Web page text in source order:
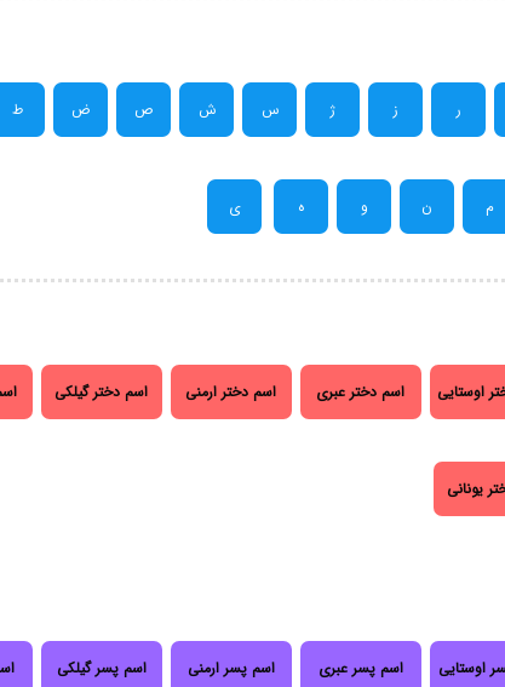
ر ز ژ س ش ص ض ط
م ن و ه ی
اوستایی اسم دختر عبری اسم دختر ارمنی اسم دختر گیلکی
یونانی
اوستایی اسم پسر عبری اسم پسر ارمنی اسم پسر گیلکی